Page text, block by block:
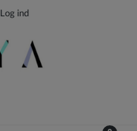
Log ind